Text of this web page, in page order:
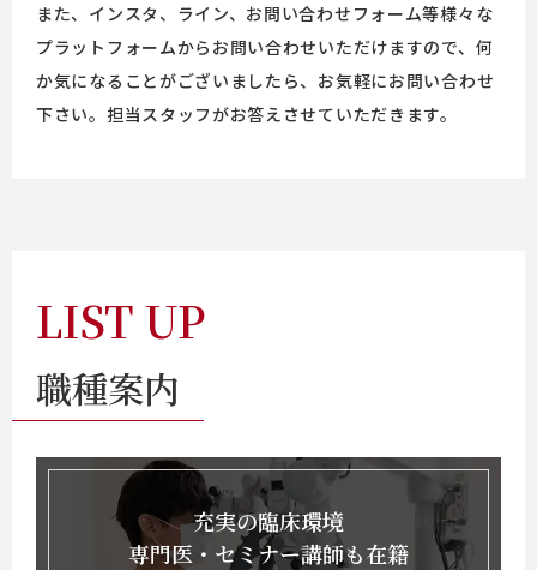
また、インスタ、ライン、お問い合わせフォーム等様々な
プラットフォームからお問い合わせいただけますので、何
か気になることがございましたら、お気軽にお問い合わせ
下さい。担当スタッフがお答えさせていただきます。
LIST UP
職種案内
充実の臨床環境
専門医・セミナー講師も在籍